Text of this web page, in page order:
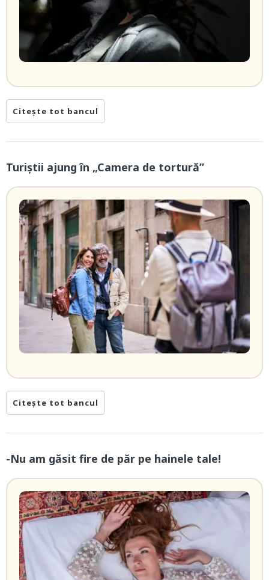
Citește tot bancul
Turiștii ajung în „Camera de tortură”
Citește tot bancul
-Nu am găsit fire de păr pe hainele tale!